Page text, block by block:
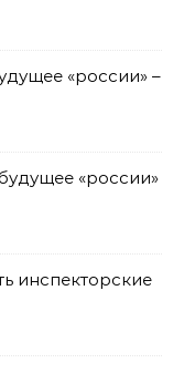
«россии» –
«россии»
инспекторские